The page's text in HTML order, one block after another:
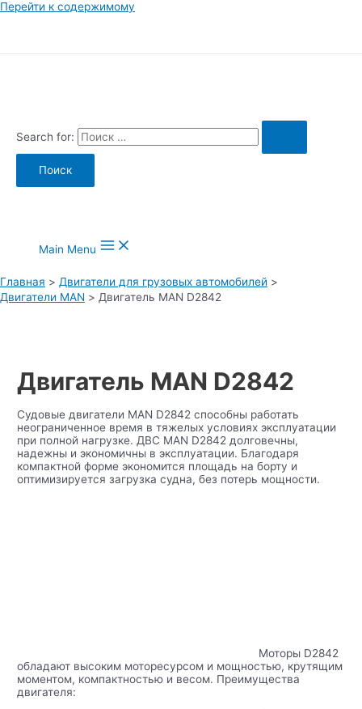
Перейти к содержимому
Search for:
Main Menu
Главная
Двигатели для грузовых автомобилей
Двигатели MAN
Двигатель MAN D2842
Двигатель MAN D2842
Судовые двигатели MAN D2842 способны работать
неограниченное время в тяжелых условиях эксплуатации
при полной нагрузке. ДВС MAN D2842 долговечны,
надежны и экономичны в эксплуатации. Благодаря
компактной форме экономится площадь на борту и
оптимизируется загрузка судна, без потерь мощности.
Моторы D2842
обладают высоким моторесурсом и мощностью, крутящим
моментом, компактностью и весом. Преимущества
двигателя: